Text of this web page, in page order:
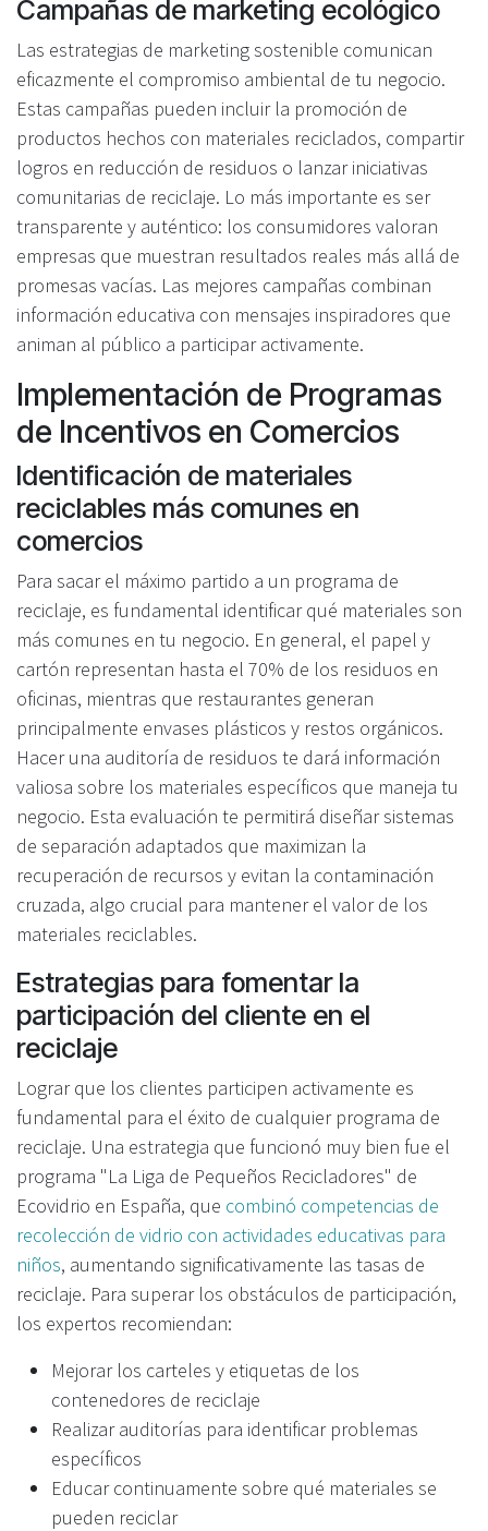
Campañas de marketing ecológico
Las estrategias de marketing sostenible comunican
eficazmente el compromiso ambiental de tu negocio.
Estas campañas pueden incluir la promoción de
productos hechos con materiales reciclados, compartir
logros en reducción de residuos o lanzar iniciativas
comunitarias de reciclaje. Lo más importante es ser
transparente y auténtico: los consumidores valoran
empresas que muestran resultados reales más allá de
promesas vacías. Las mejores campañas combinan
información educativa con mensajes inspiradores que
animan al público a participar activamente.
Implementación de Programas
de Incentivos en Comercios
Identificación de materiales
reciclables más comunes en
comercios
Para sacar el máximo partido a un programa de
reciclaje, es fundamental identificar qué materiales son
más comunes en tu negocio. En general, el papel y
cartón representan hasta el 70% de los residuos en
oficinas, mientras que restaurantes generan
principalmente envases plásticos y restos orgánicos.
Hacer una auditoría de residuos te dará información
valiosa sobre los materiales específicos que maneja tu
negocio. Esta evaluación te permitirá diseñar sistemas
de separación adaptados que maximizan la
recuperación de recursos y evitan la contaminación
cruzada, algo crucial para mantener el valor de los
materiales reciclables.
Estrategias para fomentar la
participación del cliente en el
reciclaje
Lograr que los clientes participen activamente es
fundamental para el éxito de cualquier programa de
reciclaje. Una estrategia que funcionó muy bien fue el
programa "La Liga de Pequeños Recicladores" de
Ecovidrio en España, que combinó competencias de
recolección de vidrio con actividades educativas para
niños, aumentando significativamente las tasas de
reciclaje. Para superar los obstáculos de participación,
los expertos recomiendan:
Mejorar los carteles y etiquetas de los
contenedores de reciclaje
Realizar auditorías para identificar problemas
específicos
Educar continuamente sobre qué materiales se
pueden reciclar